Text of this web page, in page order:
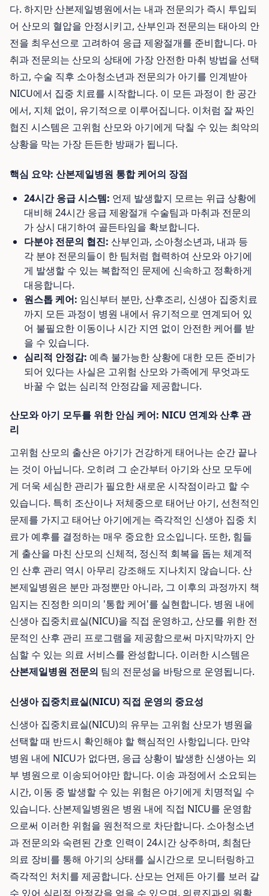
다. 하지만 산본제일병원에서는 내과 전문의가 즉시 투입되
어 산모의 혈압을 안정시키고, 산부인과 전문의는 태아의 안
전을 최우선으로 고려하여 응급 제왕절개를 준비합니다. 마
취과 전문의는 산모의 상태에 가장 안전한 마취 방법을 선택
하고, 수술 직후 소아청소년과 전문의가 아기를 인계받아
NICU에서 집중 치료를 시작합니다. 이 모든 과정이 한 공간
에서, 지체 없이, 유기적으로 이루어집니다. 이처럼 잘 짜인
협진 시스템은 고위험 산모와 아기에게 닥칠 수 있는 최악의
상황을 막는 가장 든든한 방패가 됩니다.
핵심 요약: 산본제일병원 통합 케어의 장점
24시간 응급 시스템: 언제 발생할지 모르는 위급 상황에
대비해 24시간 응급 제왕절개 수술팀과 마취과 전문의
가 상시 대기하여 골든타임을 확보합니다.
다분야 전문의 협진: 산부인과, 소아청소년과, 내과 등
각 분야 전문의들이 한 팀처럼 협력하여 산모와 아기에
게 발생할 수 있는 복합적인 문제에 신속하고 정확하게
대응합니다.
원스톱 케어: 임신부터 분만, 산후조리, 신생아 집중치료
까지 모든 과정이 병원 내에서 유기적으로 연계되어 있
어 불필요한 이동이나 시간 지연 없이 안전한 케어를 받
을 수 있습니다.
심리적 안정감: 예측 불가능한 상황에 대한 모든 준비가
되어 있다는 사실은 고위험 산모와 가족에게 무엇과도
바꿀 수 없는 심리적 안정감을 제공합니다.
산모와 아기 모두를 위한 안심 케어: NICU 연계와 산후 관
리
고위험 산모의 출산은 아기가 건강하게 태어나는 순간 끝나
는 것이 아닙니다. 오히려 그 순간부터 아기와 산모 모두에
게 더욱 세심한 관리가 필요한 새로운 시작점이라고 할 수
있습니다. 특히 조산이나 저체중으로 태어난 아기, 선천적인
문제를 가지고 태어난 아기에게는 즉각적인 신생아 집중 치
료가 예후를 결정하는 매우 중요한 요소입니다. 또한, 힘들
게 출산을 마친 산모의 신체적, 정신적 회복을 돕는 체계적
인 산후 관리 역시 아무리 강조해도 지나치지 않습니다. 산
본제일병원은 분만 과정뿐만 아니라, 그 이후의 과정까지 책
임지는 진정한 의미의 '통합 케어'를 실현합니다. 병원 내에
신생아 집중치료실(NICU)을 직접 운영하고, 산모를 위한 전
문적인 산후 관리 프로그램을 제공함으로써 마지막까지 안
심할 수 있는 의료 서비스를 완성합니다. 이러한 시스템은
산본제일병원 전문의 팀의 전문성을 바탕으로 운영됩니다.
신생아 집중치료실(NICU) 직접 운영의 중요성
신생아 집중치료실(NICU)의 유무는 고위험 산모가 병원을
선택할 때 반드시 확인해야 할 핵심적인 사항입니다. 만약
병원 내에 NICU가 없다면, 응급 상황이 발생한 신생아는 외
부 병원으로 이송되어야만 합니다. 이송 과정에서 소요되는
시간, 이동 중 발생할 수 있는 위험은 아기에게 치명적일 수
있습니다. 산본제일병원은 병원 내에 직접 NICU를 운영함
으로써 이러한 위험을 원천적으로 차단합니다. 소아청소년
과 전문의와 숙련된 간호 인력이 24시간 상주하며, 최첨단
의료 장비를 통해 아기의 상태를 실시간으로 모니터링하고
즉각적인 처치를 제공합니다. 산모는 언제든 아기를 보러 갈
수 있어 심리적 안정감을 얻을 수 있으며, 의료진과의 원활